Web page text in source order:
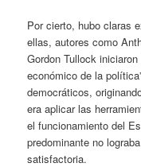
Por cierto, hubo claras
ellas, autores como
Gordon Tullock
económico de la
democráticos,
era aplicar las
el funcionamiento del
predominante no
satisfactoria.